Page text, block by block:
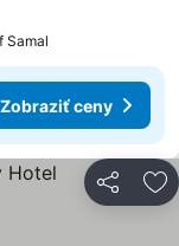
Samal
Zobraziť ceny
Zdieľať